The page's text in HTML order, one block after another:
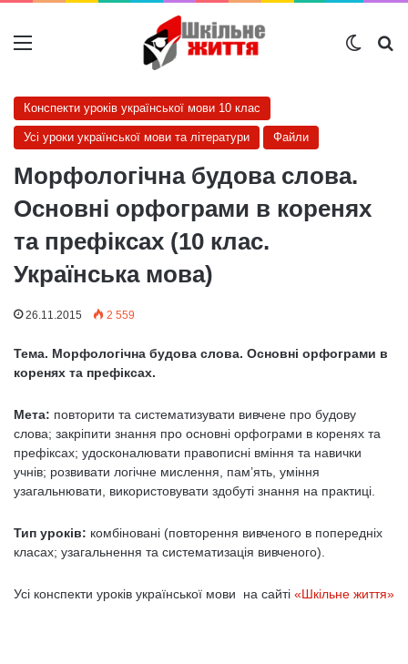
Меню
Конспекти уроків української мови 10 клас
Усі уроки української мови та літератури Файли
Морфологічна будова слова.
Основні орфограми в коренях
та префіксах (10 клас.
Українська мова)
26.11.2015 2 559
Тема. Морфологічна будова слова. Основні орфограми в
коренях та префіксах.
Мета: повторити та систематизувати вивчене про будову
слова; закріпити знання про основні орфограми в коренях та
префіксах; удосконалювати правописні вміння та навички
учнів; розвивати логічне мислення, пам’ять, уміння
узагальнювати, використовувати здобуті знання на практиці.
Тип уроків: комбіновані (повторення вивченого в попередніх
класах; узагальнення та систематизація вивченого).
Усі конспекти уроків української мови на сайті «Шкільне життя»